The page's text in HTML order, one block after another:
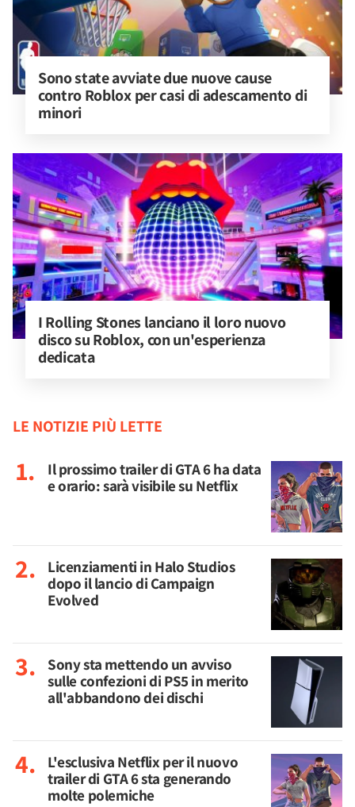
Sono state avviate due nuove cause
contro Roblox per casi di adescamento di
minori
I Rolling Stones lanciano il loro nuovo
disco su Roblox, con un'esperienza
dedicata
LE NOTIZIE PIÙ LETTE
Il prossimo trailer di GTA 6 ha data
e orario: sarà visibile su Netflix
Licenziamenti in Halo Studios
dopo il lancio di Campaign
Evolved
Sony sta mettendo un avviso
sulle confezioni di PS5 in merito
all'abbandono dei dischi
L'esclusiva Netflix per il nuovo
trailer di GTA 6 sta generando
molte polemiche